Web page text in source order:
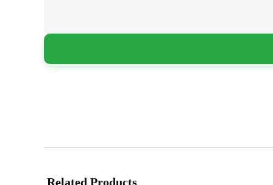
Related Products